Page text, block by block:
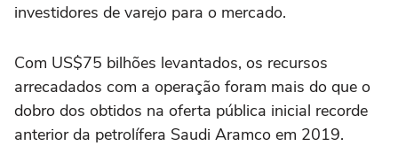
investidores de varejo para o mercado.
Com US$75 bilhões levantados, os recursos
arrecadados com a operação foram mais do que o
dobro dos obtidos na oferta pública inicial recorde
⁠anterior da petrolífera Saudi Aramco em 2019.